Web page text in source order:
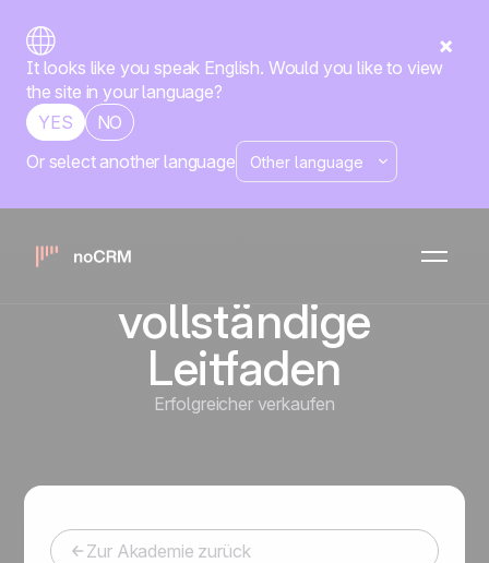
It looks like you speak English. Would you like to view
the site in your language?
YES
NO
Or select another languageLead
Management
Software: Der
vollständige
Leitfaden
Erfolgreicher verkaufen
Zur Akademie zurück